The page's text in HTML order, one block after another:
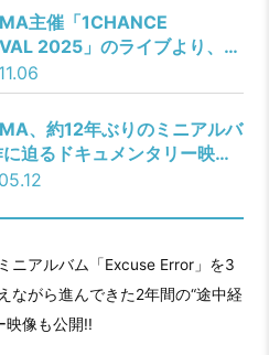
主催「1CHANCE
2025」のライブより、最
録の「Best you」映像公
、新曲「ソナーレ」が
メ『違国日記』のオープニン
に決定！
、約12年ぶりのミニアルバ
迫るドキュメンタリー映像
ニアルバム「Excuse Error」を3
ながら進んできた2年間の“途中経
映像も公開!!